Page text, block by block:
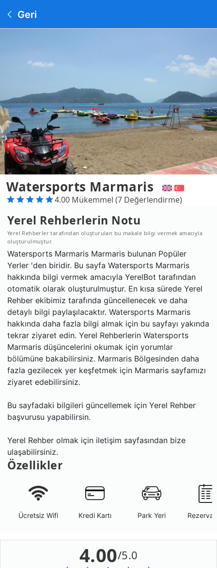
Geri
Watersports Marmaris
4.00 Mükemmel (7 Değerlendirme)
Yerel Rehberlerin Notu
Yerel Rehberler tarafından oluşturulan bu makale bilgi vermek amacıyla
oluşturulmuştur.
Watersports Marmaris Marmaris bulunan Popüler
Yerler 'den biridir. Bu sayfa Watersports Marmaris
hakkında bilgi vermek amacıyla YerelBot tarafından
otomatik olarak oluşturulmuştur. En kısa sürede Yerel
Rehber ekibimiz tarafında güncellenecek ve daha
detaylı bilgi paylaşılacaktır. Watersports Marmaris
hakkında daha fazla bilgi almak için bu sayfayı yakında
tekrar ziyaret edin. Yerel Rehberlerin Watersports
Marmaris düşüncelerini okumak için yorumlar
bölümüne bakabilirsiniz. Marmaris Bölgesinden daha
fazla gezilecek yer keşfetmek için Marmaris sayfamızı
ziyaret edebilirsiniz.
Bu sayfadaki bilgileri güncellemek için Yerel Rehber
başvurusu yapabilirsin.
Yerel Rehber olmak için iletişim sayfasından bize
ulaşabilirsiniz.
Özellikler
Ücretsiz Wifi Kredi Kartı Park Yeri
4.00/5.0